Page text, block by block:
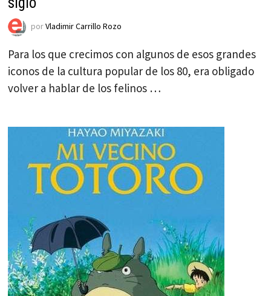
porVladimir Carrillo Rozo
Para los que crecimos con algunos de esos grandes
iconos de la cultura popular de los 80, era obligado
volver a hablar de los felinos …